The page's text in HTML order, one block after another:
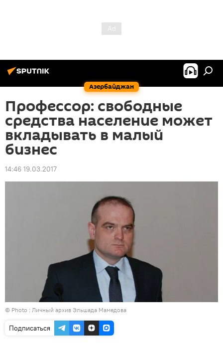
Азербайджан
Профессор: свободные
средства население может
вкладывать в малый
бизнес
14:46 19.03.2017
© Photo : Личный архив Эльшада Мамедова
Подписаться